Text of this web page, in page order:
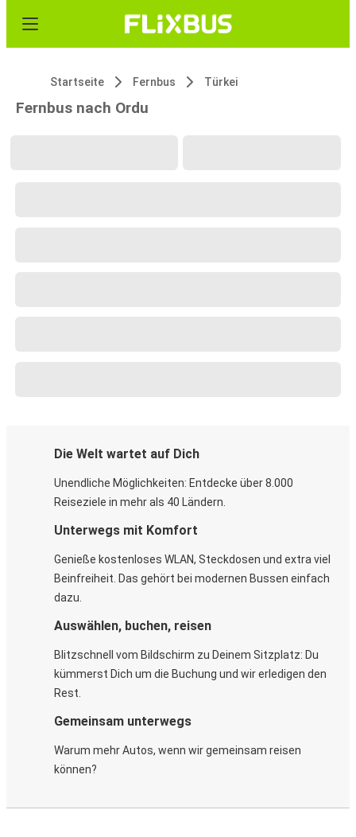
Startseite Fernbus Türkei
Fernbus nach Ordu
Die Welt wartet auf Dich
Unendliche Möglichkeiten: Entdecke über 8.000
Reiseziele in mehr als 40 Ländern.
Unterwegs mit Komfort
Genieße kostenloses WLAN, Steckdosen und extra viel
Beinfreiheit. Das gehört bei modernen Bussen einfach
dazu.
Auswählen, buchen, reisen
Blitzschnell vom Bildschirm zu Deinem Sitzplatz: Du
kümmerst Dich um die Buchung und wir erledigen den
Rest.
Gemeinsam unterwegs
Warum mehr Autos, wenn wir gemeinsam reisen
können?